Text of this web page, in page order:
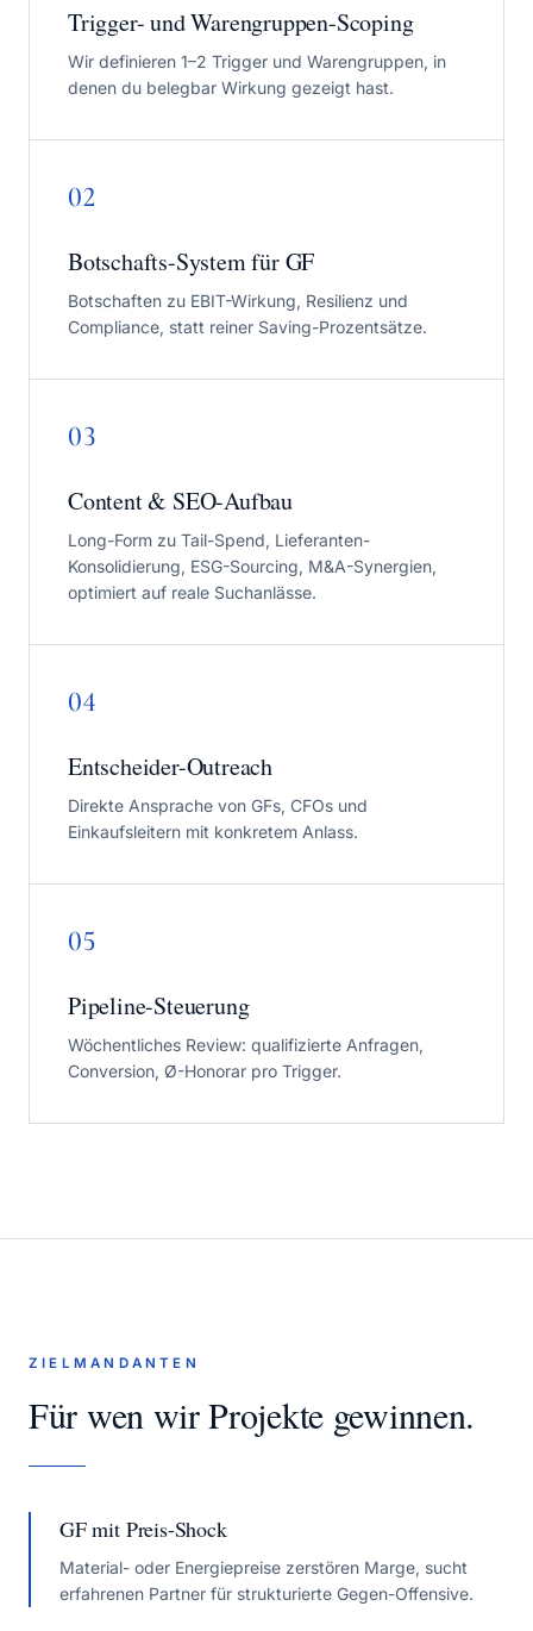
Trigger- und Warengruppen-Scoping
Wir definieren 1–2 Trigger und Warengruppen, in
denen du belegbar Wirkung gezeigt hast.
02
Botschafts-System für GF
Botschaften zu EBIT-Wirkung, Resilienz und
Compliance, statt reiner Saving-Prozentsätze.
03
Content & SEO-Aufbau
Long-Form zu Tail-Spend, Lieferanten-
Konsolidierung, ESG-Sourcing, M&A-Synergien,
optimiert auf reale Suchanlässe.
04
Entscheider-Outreach
Direkte Ansprache von GFs, CFOs und
Einkaufsleitern mit konkretem Anlass.
05
Pipeline-Steuerung
Wöchentliches Review: qualifizierte Anfragen,
Conversion, Ø-Honorar pro Trigger.
ZIELMANDANTEN
Für wen wir Projekte gewinnen.
GF mit Preis-Shock
Material- oder Energiepreise zerstören Marge, sucht
erfahrenen Partner für strukturierte Gegen-Offensive.